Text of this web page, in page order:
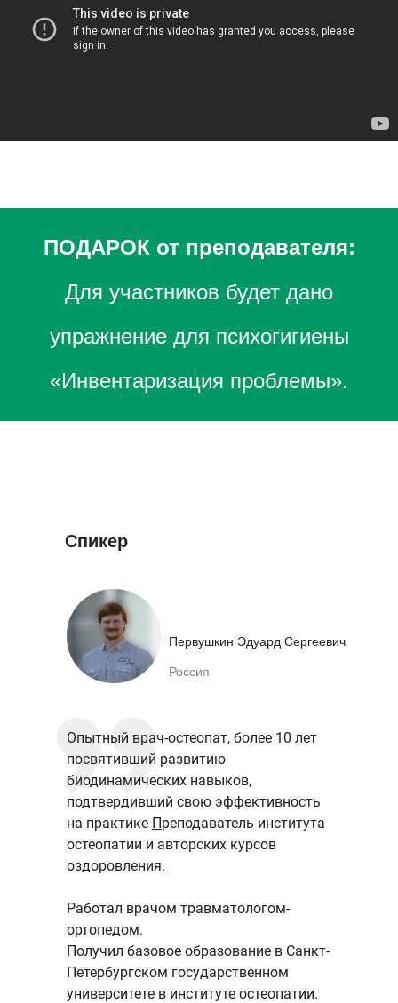
ПОДАРОК от преподавателя:
Для участников будет дано
упражнение для психогигиены
«Инвентаризация проблемы».
Опытный врач-остеопат, более 10 лет
посвятивший развитию
биодинамических навыков,
подтвердивший свою эффективность
на практике Преподаватель института
остеопатии и авторских курсов
оздоровления.
Работал врачом травматологом-
ортопедом.
Получил базовое образование в Санкт-
Петербургском государственном
университете в институте остеопатии.
Спикер
Первушкин Эдуард Сергеевич
Россия